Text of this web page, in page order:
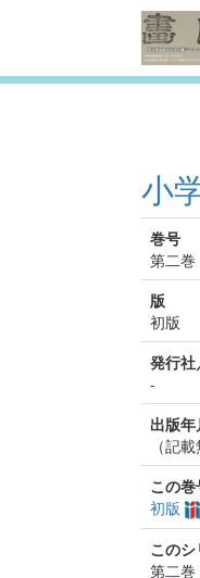
小
巻号
第二巻
版
初版
発行
-
出版年
（記載
この
初版
この
第二巻